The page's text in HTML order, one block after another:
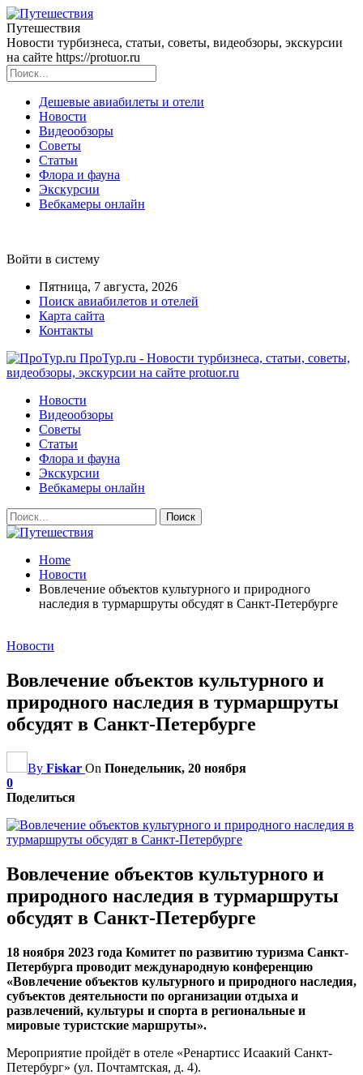
Путешествия
Новости турбизнеса, статьи, советы, видеобзоры, экскурсии
на сайте https://protuor.ru
Дешевые авиабилеты и отели
Новости
Видеообзоры
Советы
Статьи
Флора и фауна
Экскурсии
Вебкамеры онлайн
Войти в систему
Пятница, 7 августа, 2026
Поиск авиабилетов и отелей
Карта сайта
Контакты
ПроТур.ru - Новости турбизнеса, статьи, советы,
видеобзоры, экскурсии на сайте protuor.ru
Новости
Видеообзоры
Советы
Статьи
Флора и фауна
Экскурсии
Вебкамеры онлайн
Home
Новости
Вовлечение объектов культурного и природного
наследия в турмаршруты обсудят в Санкт-Петербурге
Новости
Вовлечение объектов культурного и
природного наследия в турмаршруты
обсудят в Санкт-Петербурге
By Fiskar On Понедельник, 20 ноября
0
Поделиться
Вовлечение объектов культурного и
природного наследия в турмаршруты
обсудят в Санкт-Петербурге
18 ноября 2023 года Комитет по развитию туризма Санкт-
Петербурга проводит международную конференцию
«Вовлечение объектов культурного и природного наследия,
субъектов деятельности по организации отдыха и
развлечений, культуры и спорта в региональные и
мировые туристские маршруты».
Мероприятие пройдёт в отеле «Ренартисс Исаакий Санкт-
Петербург» (ул. Почтамтская, д. 4).